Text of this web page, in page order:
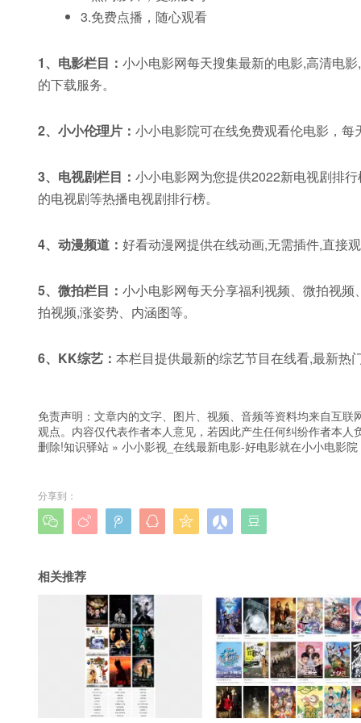
3.免费点播，随心观看
1、电影栏目： 小小电影网每天搜集最新的电影,高清电
的下载服务。
2、小小伦理片： 小小电影院可在线免费观看伦电影，每
3、电视剧栏目： 小小电影网为您提供2022新电视剧排
的电视剧等热播电视剧排行榜。
4、动漫频道： 好看动漫网提供在线动画,无需插件,直接
5、微拍栏目： 小小电影网每天分享福利视频、微拍视
拍视频,涨姿势、内涵图等。
6、KK综艺： 本栏目提供最新的综艺节目在线看,最新热
免责声明：文章内的文字、图片、视频、音频等资料均来自互
观点。内容仅代表作者本人意见，若因此产生任何纠纷作者本
删除!知识驿站 » 小小影视_在线最新电影-好电影就在小小电影院
分享到：
      
相关推荐